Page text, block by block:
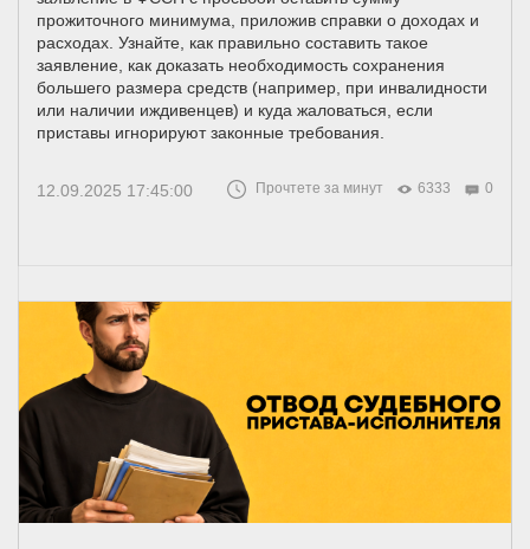
прожиточного минимума, приложив справки о доходах и
расходах. Узнайте, как правильно составить такое
заявление, как доказать необходимость сохранения
большего размера средств (например, при инвалидности
или наличии иждивенцев) и куда жаловаться, если
приставы игнорируют законные требования.
12.09.2025 17:45:00 Прочтете за минут 6333 0